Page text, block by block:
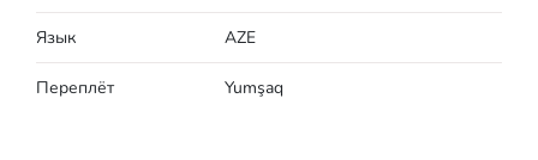
Язык AZE
Переплёт Yumşaq